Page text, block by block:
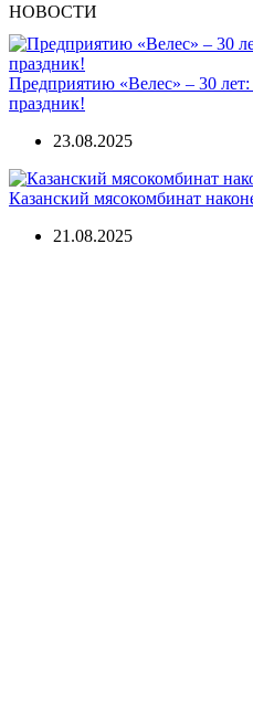
НОВОСТИ
Предприятию «Велес» – 30 лет:
праздник!
23.08.2025
Казанский мясокомбинат
21.08.2025